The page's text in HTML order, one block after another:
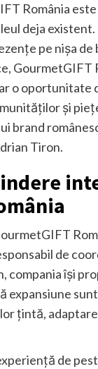
România
deja
pe nișa
o oportunitate
și
brand
Tiron.
de
compania își
expansiune
țintă,
de